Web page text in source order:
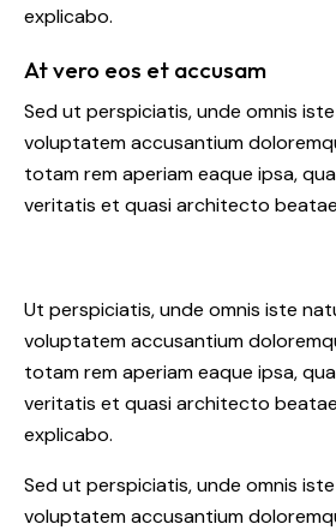
explicabo.
At vero eos et accusam
Sed ut perspiciatis, unde omnis
voluptatem accusantium
totam rem aperiam eaque ipsa,
veritatis et quasi architecto
Ut perspiciatis, unde omnis iste
voluptatem accusantium
totam rem aperiam eaque ipsa,
veritatis et quasi architecto
explicabo.
Sed ut perspiciatis, unde omnis
voluptatem accusantium